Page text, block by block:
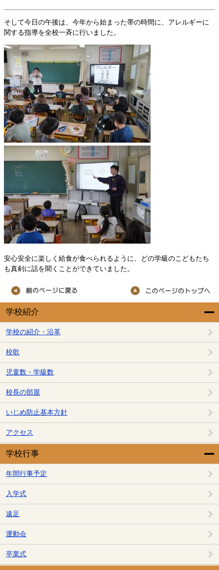
学校紹介
学校の紹介・沿革
校歌
児童数・学級数
校長の部屋
いじめ防止基本方針
アクセス
学校行事
年間行事予定
入学式
遠足
運動会
卒業式
そして今日の午後は、今年から始まった帯の時間に、アレルギーに
関する指導を全校一斉に行いました。
安心安全に楽しく給食が食べられるように、どの学級のこどもたち
も真剣に話を聞くことができていました。